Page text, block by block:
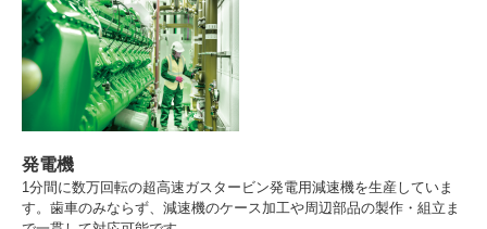
発電機
1分間に数万回転の超高速ガスタービン発電用減速機を生産していま
す。歯車のみならず、減速機のケース加工や周辺部品の製作・組立ま